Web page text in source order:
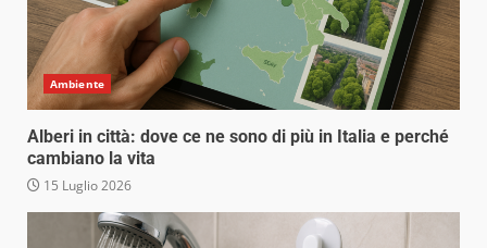
Ambiente
Alberi in città: dove ce ne sono di più in Italia e perché
cambiano la vita
15 Luglio 2026